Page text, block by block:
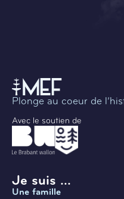
Plonge au coeur de
Avec le soutien de
Je suis ...
Une famille